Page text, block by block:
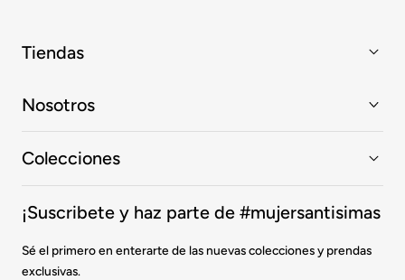
Tiendas
Nosotros
Colecciones
¡Suscribete y haz parte de #mujersantisimas
Sé el primero en enterarte de las nuevas colecciones y prendas
exclusivas.